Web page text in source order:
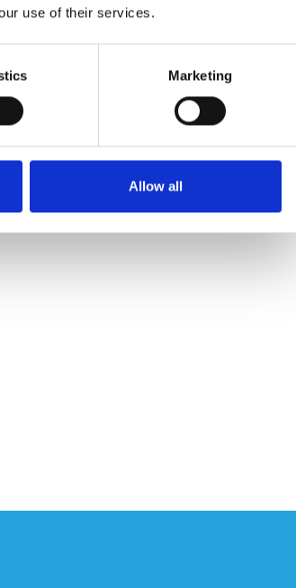
use of their services.
Marketing
Allow all